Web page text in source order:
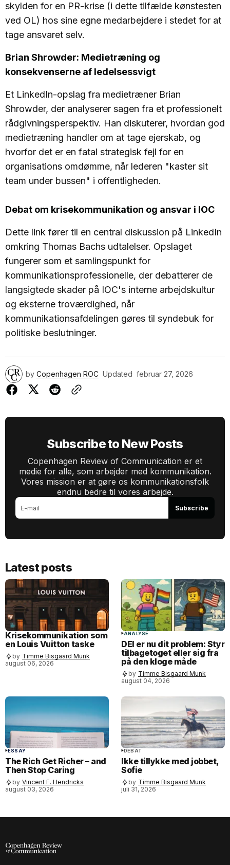
skylden for en PR-krise (i dette tilfælde kønstesten
ved OL) hos sine egne medarbejdere i stedet for at
tage ansvaret selv.
Brian Shrowder: Medietræning og
konsekvenserne af ledelsessvigt
Et LinkedIn-opslag fra medietræner Brian
Shrowder, der analyserer sagen fra et professionelt
rådgivningsperspektiv. Han diskuterer, hvordan god
medietræning handler om at tage ejerskab, og
hvorfor det er en fatal strategisk fejl for en
organisations omdømme, når lederen "kaster sit
team under bussen" i offentligheden.
Debat om krisekommunikation og ansvar i IOC
Dette link fører til en central diskussion på LinkedIn
omkring Thomas Bachs udtalelser. Opslaget
fungerer som et samlingspunkt for
kommunikationsprofessionelle, der debatterer de
langsigtede skader på IOC's interne arbejdskultur
og eksterne troværdighed, når
kommunikationsafdelingen gøres til syndebuk for
politiske beslutninger.
by Copenhagen ROC Updated februar 27, 2026
Subscribe to New Posts
Copenhagen Review of Communication er et
medie for alle, som arbejder med kommunikation.
Vores mission er at gøre os kommunikationsfolk
endnu bedre til vores arbejde.
Subscribe
Latest posts
Krisekommunikation som
en Louis Vuitton taske
by Timme Bisgaard Munk
august 06, 2026
ANALYSE
DEI er nu dit problem: Styr
tilbagetoget eller sig fra
på den kloge måde
by Timme Bisgaard Munk
august 04, 2026
ESSAY
The Rich Get Richer – and
Then Stop Caring
by Vincent F. Hendricks
august 03, 2026
DEBAT
Ikke tillykke med jobbet,
Sofie
by Timme Bisgaard Munk
juli 31, 2026